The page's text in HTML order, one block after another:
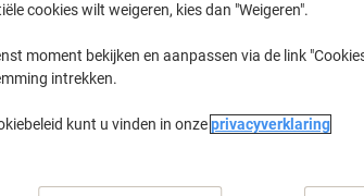
Aan een lijst toevoegen
Belangrijkste specificaties
Gemakkelijke sluiting met
cookies wilt weigeren, kies dan "Weigeren".
moment bekijken en aanpassen via de link
intrekken.
kunt u vinden in onzeprivacyverklaring